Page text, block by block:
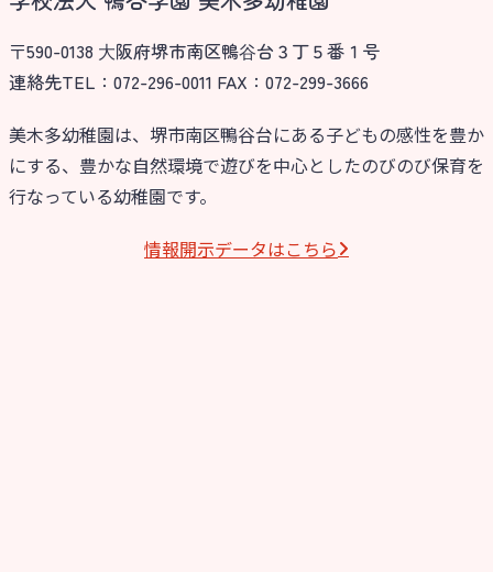
〒590-0138 ⼤阪府堺市南区鴨⾕台３丁５番１号
連絡先TEL：072-296-0011 FAX：072-299-3666
美木多幼稚園は、堺市南区鴨谷台にある子どもの感性を豊か
にする、豊かな自然環境で遊びを中心としたのびのび保育を
行なっている幼稚園です。
情報開⽰データはこちら